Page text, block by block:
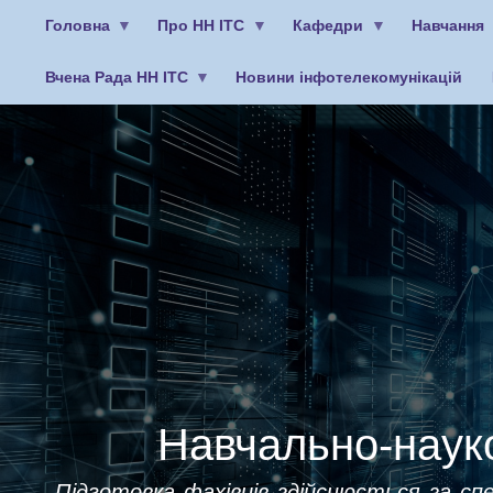
Головна Про НН ІТС Кафедри Навчання
Вчена Рада НН ІТС Новини інфотелекомунікацій
облікового
користувача
Навчально-